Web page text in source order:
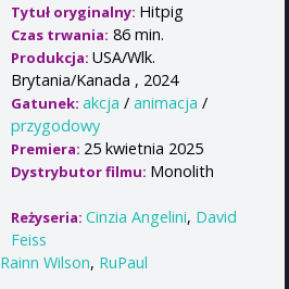
Tytuł oryginalny: Hitpig
Czas trwania: 86 min.
Produkcja: USA/Wlk.
Brytania/Kanada , 2024
Gatunek: akcja / animacja /
przygodowy
Premiera: 25 kwietnia 2025
Dystrybutor filmu: Monolith
Reżyseria: Cinzia Angelini, David
Feiss
Rainn Wilson, RuPaul